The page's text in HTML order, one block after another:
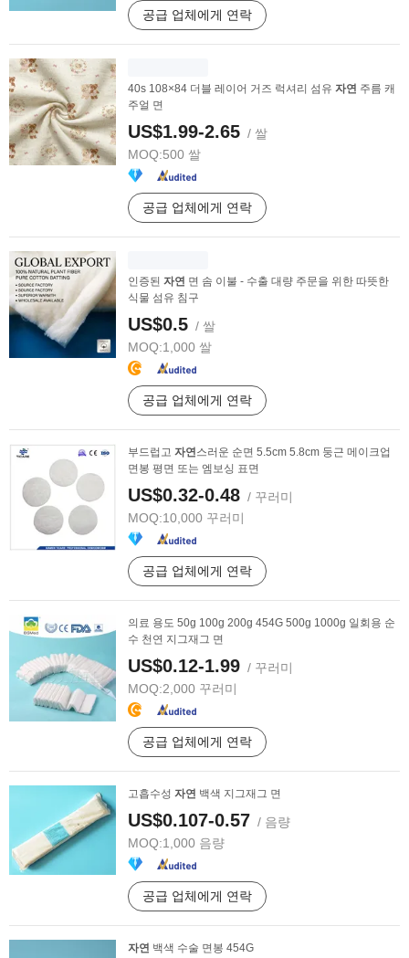
공급 업체에게 연락
40s 108×84 더블 레이어 거즈 럭셔리 섬유 자연 주름 캐
주얼 면
US$1.99-2.65 / 쌀
MOQ:500 쌀
공급 업체에게 연락
인증된 자연 면 솜 이불 - 수출 대량 주문을 위한 따뜻한
식물 섬유 침구
US$0.5 / 쌀
MOQ:1,000 쌀
공급 업체에게 연락
부드럽고 자연스러운 순면 5.5cm 5.8cm 둥근 메이크업
면봉 평면 또는 엠보싱 표면
US$0.32-0.48 / 꾸러미
MOQ:10,000 꾸러미
공급 업체에게 연락
의료 용도 50g 100g 200g 454G 500g 1000g 일회용 순
수 천연 지그재그 면
US$0.12-1.99 / 꾸러미
MOQ:2,000 꾸러미
공급 업체에게 연락
고흡수성 자연 백색 지그재그 면
US$0.107-0.57 / 음량
MOQ:1,000 음량
공급 업체에게 연락
자연 백색 수술 면봉 454G